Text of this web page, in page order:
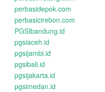
perbasidepok.com
perbasicirebon.com
PGSIbandung.id
pgsiaceh.id
pgsijambi.id
pgsibali.id
pgsijakarta.id
pgsimedan.id